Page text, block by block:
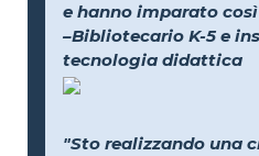
e hanno imparato
–Bibliotecario K-5 e
tecnologia didattica
"Sto realizzando una